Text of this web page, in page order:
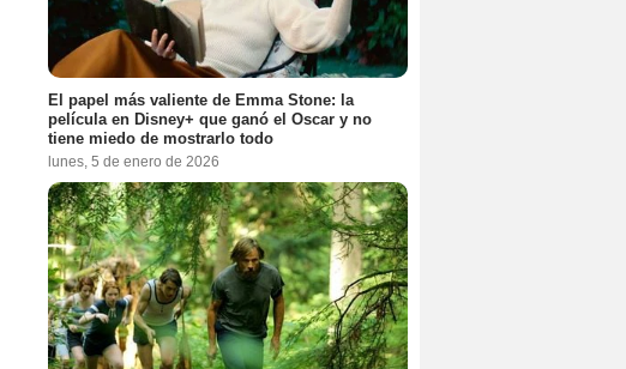
El papel más valiente de Emma Stone: la
película en Disney+ que ganó el Oscar y no
tiene miedo de mostrarlo todo
lunes, 5 de enero de 2026